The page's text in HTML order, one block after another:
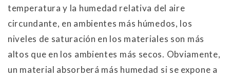
temperatura y la humedad relativa del aire
circundante, en ambientes más húmedos, los
niveles de saturación en los materiales son más
altos que en los ambientes más secos. Obviamente,
un material absorberá más humedad si se expone a